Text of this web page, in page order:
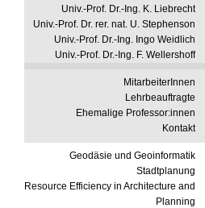
Univ.-Prof. Dr.-Ing. K. Liebrecht
Univ.-Prof. Dr. rer. nat. U. Stephenson
Univ.-Prof. Dr.-Ing. Ingo Weidlich
Univ.-Prof. Dr.-Ing. F. Wellershoff
MitarbeiterInnen
Lehrbeauftragte
Ehemalige Professor:innen
Kontakt
Geodäsie und Geoinformatik
Stadtplanung
Resource Efficiency in Architecture and
Planning